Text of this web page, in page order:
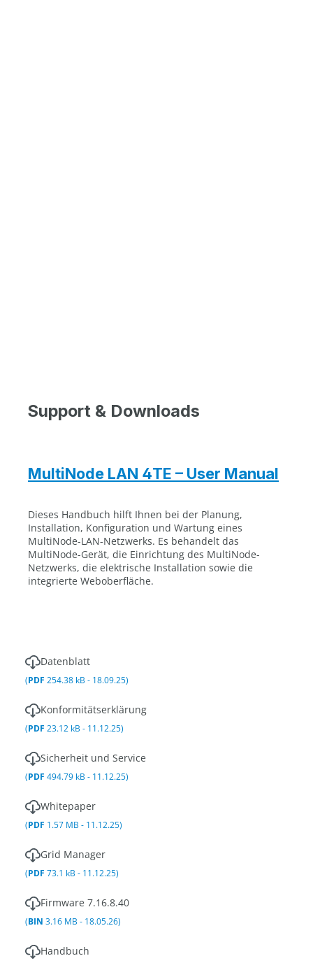
Support & Downloads
MultiNode LAN 4TE – User Manual
Dieses Handbuch hilft Ihnen bei der Planung,
Installation, Konfiguration und Wartung eines
MultiNode-LAN-Netzwerks. Es behandelt das
MultiNode-Gerät, die Einrichtung des MultiNode-
Netzwerks, die elektrische Installation sowie die
integrierte Weboberfläche.
Datenblatt
(PDF 254.38 kB - 18.09.25)
Konformitätserklärung
(PDF 23.12 kB - 11.12.25)
Sicherheit und Service
(PDF 494.79 kB - 11.12.25)
Whitepaper
(PDF 1.57 MB - 11.12.25)
Grid Manager
(PDF 73.1 kB - 11.12.25)
Firmware 7.16.8.40
(BIN 3.16 MB - 18.05.26)
Handbuch